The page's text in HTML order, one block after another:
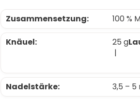
Zusammensetzung: 100 %
Knäuel:
25 g
|
Nadelstärke: 3,5 – 5